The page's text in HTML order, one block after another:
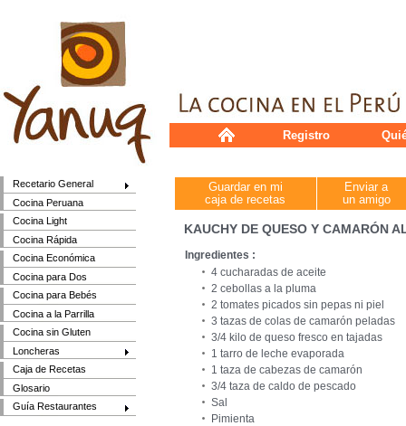
Recetario General
Cocina Peruana
Cocina Light
Cocina Rápida
Cocina Económica
Cocina para Dos
Cocina para Bebés
Cocina a la Parrilla
Cocina sin Gluten
Loncheras
Caja de Recetas
Glosario
Guía Restaurantes
Registro
Guardar en mi
caja de recetas
Enviar a
un amigo
KAUCHY DE QUESO Y CAMARÓN
Ingredientes :
4 cucharadas de aceite
2 cebollas a la pluma
2 tomates picados sin pepas ni piel
3 tazas de colas de camarón peladas
3/4 kilo de queso fresco en tajadas
1 tarro de leche evaporada
1 taza de cabezas de camarón
3/4 taza de caldo de pescado
Sal
Pimienta